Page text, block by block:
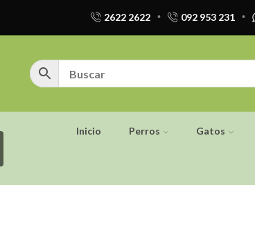
2622 2622 092 953 231
Inicio Perros Gatos